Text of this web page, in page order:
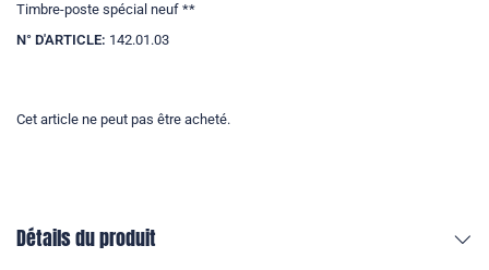
Timbre-poste spécial neuf **
N° D'ARTICLE: 142.01.03
Cet article ne peut pas être acheté.
Détails du produit